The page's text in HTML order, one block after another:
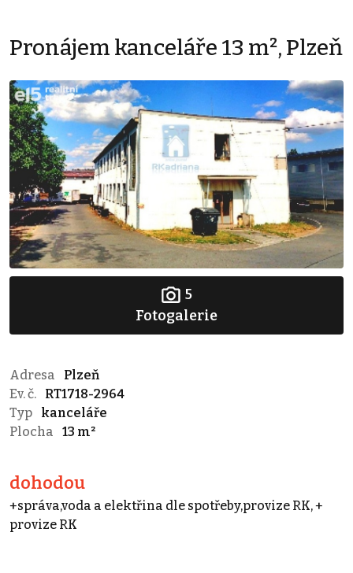
Pronájem kanceláře 13 m², Plzeň
5
Fotogalerie
Adresa
Plzeň
Ev. č.
RT1718-2964
Typ
kanceláře
Plocha
13 m²
dohodou
+správa,voda a elektřina dle spotřeby,provize RK, +
provize RK